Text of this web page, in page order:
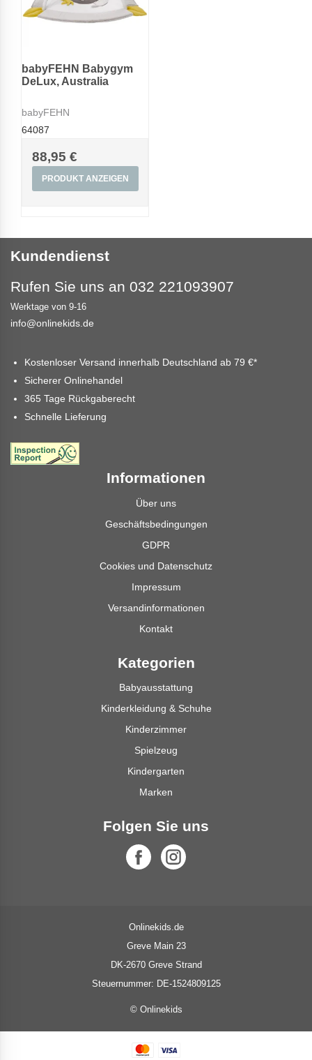
babyFEHN Babygym
DeLux, Australia
babyFEHN
64087
88,95 €
PRODUKT ANZEIGEN
Kundendienst
Rufen Sie uns an 032 221093907
Werktage von 9-16
info@onlinekids.de
Kostenloser Versand innerhalb Deutschland ab 79 €*
Sicherer Onlinehandel
365 Tage Rückgaberecht
Schnelle Lieferung
Informationen
Über uns
Geschäftsbedingungen
GDPR
Cookies und Datenschutz
Impressum
Versandinformationen
Kontakt
Kategorien
Babyausstattung
Kinderkleidung & Schuhe
Kinderzimmer
Spielzeug
Kindergarten
Marken
Folgen Sie uns
Onlinekids.de
Greve Main 23
DK-2670 Greve Strand
Steuernummer: DE-1524809125
© Onlinekids